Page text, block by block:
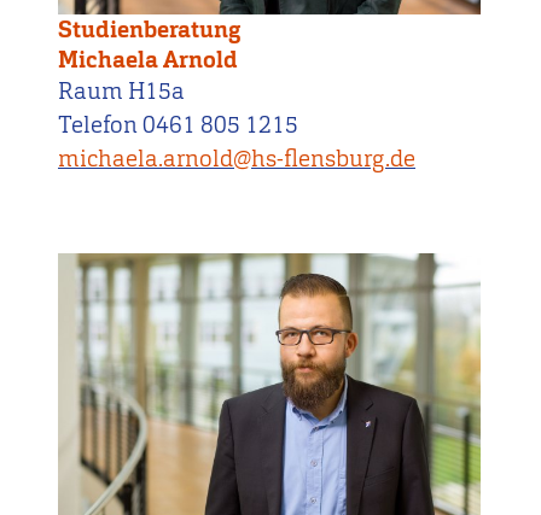
Studienberatung
Michaela Arnold
Raum H15a
Telefon 0461 805 1215
michaela.arnold@hs-flensburg.de